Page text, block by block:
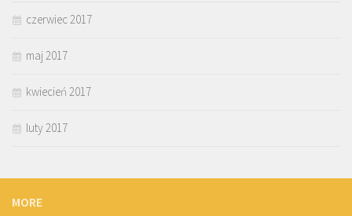
czerwiec 2017
maj 2017
kwiecień 2017
luty 2017
MORE